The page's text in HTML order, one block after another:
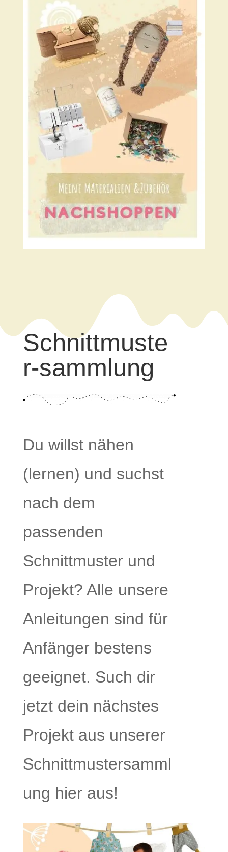
Schnittmuste
r-sammlung
Du willst nähen
(lernen) und suchst
nach dem
passenden
Schnittmuster und
Projekt? Alle unsere
Anleitungen sind für
Anfänger bestens
geeignet. Such dir
jetzt dein nächstes
Projekt aus unserer
Schnittmustersamml
ung hier aus!